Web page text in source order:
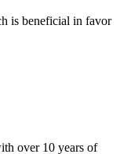
is beneficial in favor
over 10 years of